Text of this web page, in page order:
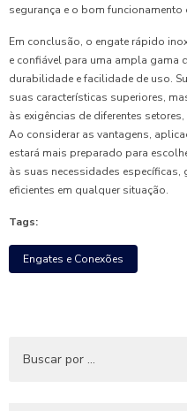
segurança e o bom
Em conclusão, o engate rápido
e confiável para uma ampla gama
durabilidade e facilidade de uso.
suas características superiores,
às exigências de diferentes
Ao considerar as vantagens,
estará mais preparado para
às suas necessidades
eficientes em qualquer situação.
Tags:
Engates e Conexões